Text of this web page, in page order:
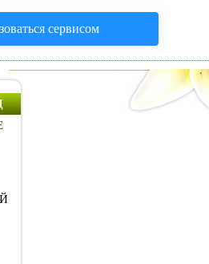
сервисом